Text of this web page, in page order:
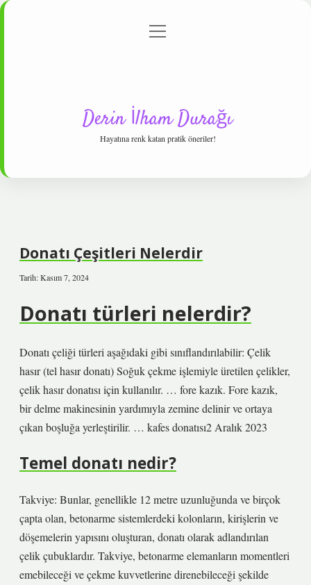
Gizlilik Politikası
menüyü
Derin İlham Durağı
Hayatına renk katan pratik öneriler!
Donatı Çeşitleri Nelerdir
Tarih: Kasım 7, 2024
Donatı türleri nelerdir?
Donatı çeliği türleri aşağıdaki gibi sınıflandırılabilir: Çelik
hasır (tel hasır donatı) Soğuk çekme işlemiyle üretilen çelikler,
çelik hasır donatısı için kullanılır. … fore kazık. Fore kazık,
bir delme makinesinin yardımıyla zemine delinir ve ortaya
çıkan boşluğa yerleştirilir. … kafes donatısı2 Aralık 2023
Temel donatı nedir?
Takviye: Bunlar, genellikle 12 metre uzunluğunda ve birçok
çapta olan, betonarme sistemlerdeki kolonların, kirişlerin ve
döşemelerin yapısını oluşturan, donatı olarak adlandırılan
çelik çubuklardır. Takviye, betonarme elemanların momentleri
emebileceği ve çekme kuvvetlerine direnebileceği şekilde